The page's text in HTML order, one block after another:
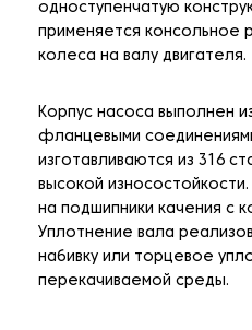
одноступенчатую
применяется консольное
колеса на валу двигателя.
Корпус насоса выполнен
фланцевыми
изготавливаются из 316
высокой
на подшипники качения с
Уплотнение вала
набивку или торцевое
перекачиваемой среды.